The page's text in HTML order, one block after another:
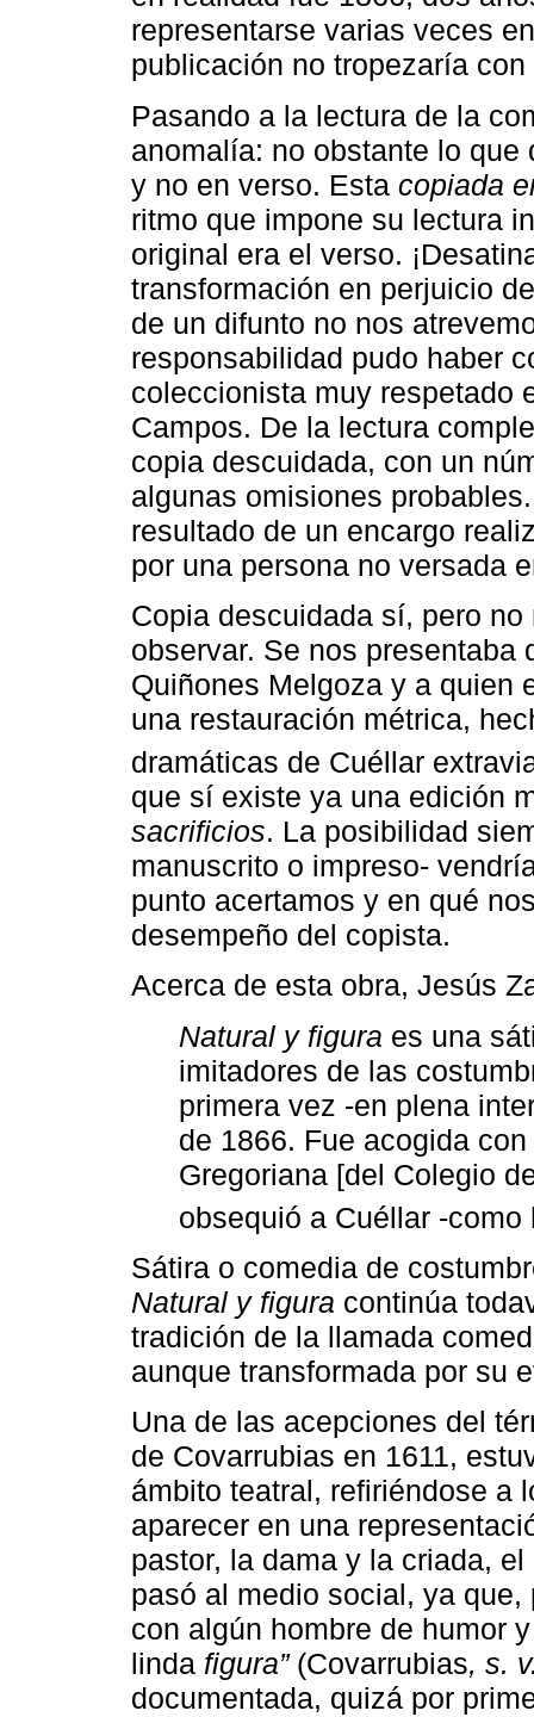
representarse varias veces
publicación no tropezaría
Pasando a la lectura de la
anomalía: no obstante lo
y no en verso. Esta copiada
ritmo que impone su lectura
original era el verso.
transformación en perjuicio
de un difunto no nos
responsabilidad pudo haber
coleccionista muy respetado
Campos. De la lectura
copia descuidada, con un
algunas omisiones
resultado de un encargo
por una persona no versada
Copia descuidada sí, pero
observar. Se nos presentaba
Quiñones Melgoza y a quien
una restauración métrica,
dramáticas de Cuéllar
que sí existe ya una edición
sacrificios. La posibilidad
manuscrito o impreso-
punto acertamos y en qué
desempeño del copista.
Acerca de esta obra, Jesús
Natural y figura es una
imitadores de las
primera vez -en plena
de 1866. Fue acogida
Gregoriana [del Colegio
obsequió a Cuéllar -
Sátira o comedia de
Natural y figura continúa
tradición de la llamada
aunque transformada por su
Una de las acepciones del
de Covarrubias en 1611,
ámbito teatral, refiriéndose a
aparecer en una
pastor, la dama y la criada,
pasó al medio social, ya que,
con algún hombre de humor
linda figura”(Covarrubias, s.
documentada, quizá por